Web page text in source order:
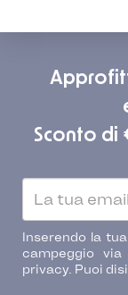
Sconto di
Inserendo la
campeggio
privacy. Puoi